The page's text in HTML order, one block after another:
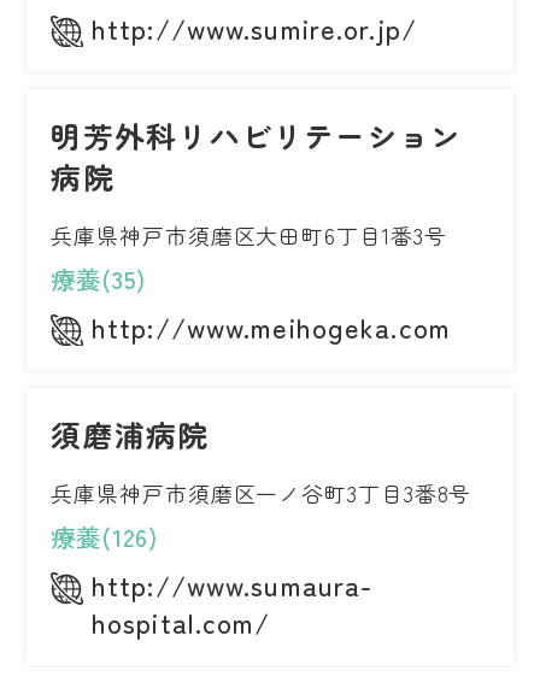
http://www.sumire.or.jp/
明芳外科リハビリテーション
病院
兵庫県神戸市須磨区大田町6丁目1番3号
療養(35)
http://www.meihogeka.com
須磨浦病院
兵庫県神戸市須磨区一ノ谷町3丁目3番8号
療養(126)
http://www.sumaura-
hospital.com/